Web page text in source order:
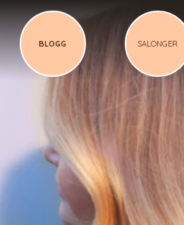
BLOGG SALONGER